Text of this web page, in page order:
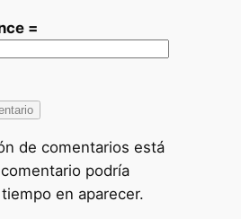
=
de comentarios está
podría
en aparecer.